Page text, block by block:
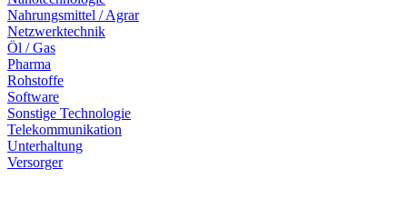
Nahrungsmittel / Agrar
Netzwerktechnik
Öl / Gas
Pharma
Rohstoffe
Software
Sonstige Technologie
Telekommunikation
Unterhaltung
Versorger